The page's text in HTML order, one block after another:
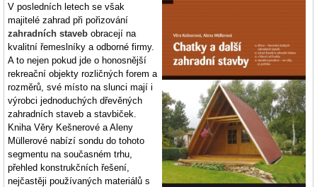
V posledních letech se však
majitelé zahrad při pořizování
zahradních staveb obracejí na
kvalitní řemeslníky a odborné firmy.
A to nejen pokud jde o honosnější
rekreační objekty rozličných forem a
rozměrů, své místo na slunci mají i
výrobci jednoduchých dřevěných
zahradních staveb a stavbiček.
Kniha Věry Kešnerové a Aleny
Müllerové nabízí sondu do tohoto
segmentu na současném trhu,
přehled konstrukčních řešení,
nejčastěji používaných materiálů s